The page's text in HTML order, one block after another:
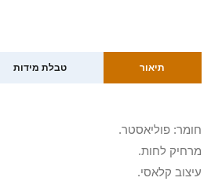
תיאור טבלת מידות
חומר: פוליאסטר.
מרחיק לחות.
עיצוב קלאסי.